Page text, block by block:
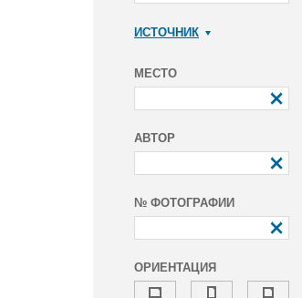
ИСТОЧНИК
МЕСТО
АВТОР
№ ФОТОГРАФИИ
ОРИЕНТАЦИЯ